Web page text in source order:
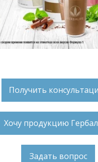
Получить
Хочу продукцию
Задать вопрос